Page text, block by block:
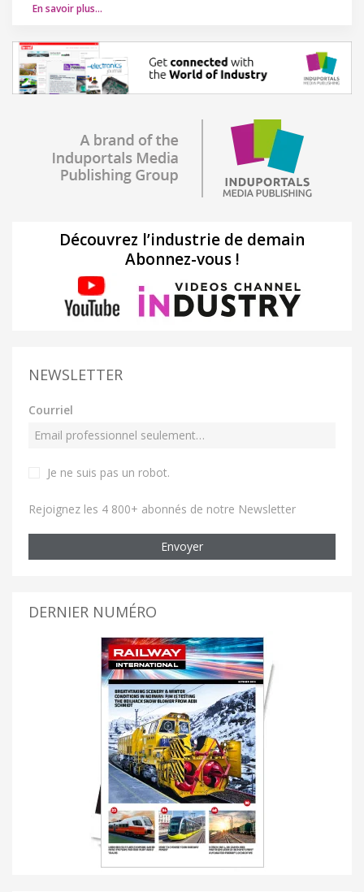
En savoir plus…
Découvrez l’industrie de demain
Abonnez-vous !
NEWSLETTER
Courriel
Je ne suis pas un robot.
Rejoignez les 4 800+ abonnés de notre Newsletter
Envoyer
DERNIER NUMÉRO